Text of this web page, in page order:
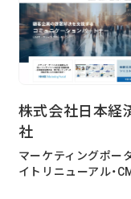
PICK UP
株式会社日本経
社
マーケティングポー
イトリニューアル・